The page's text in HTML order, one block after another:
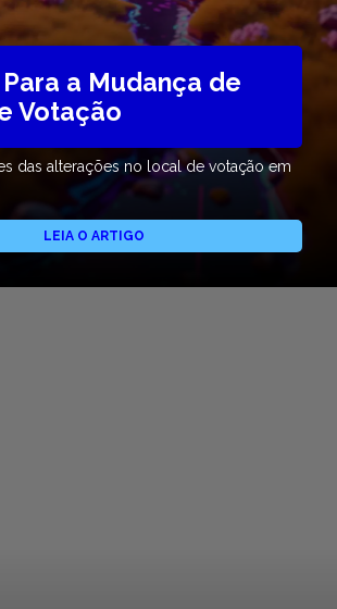
a Mudança de
Votação
das alterações no local de votação em
LEIA O ARTIGO